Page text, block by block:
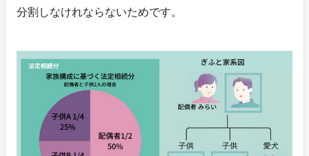
分割しなけれならないためです。